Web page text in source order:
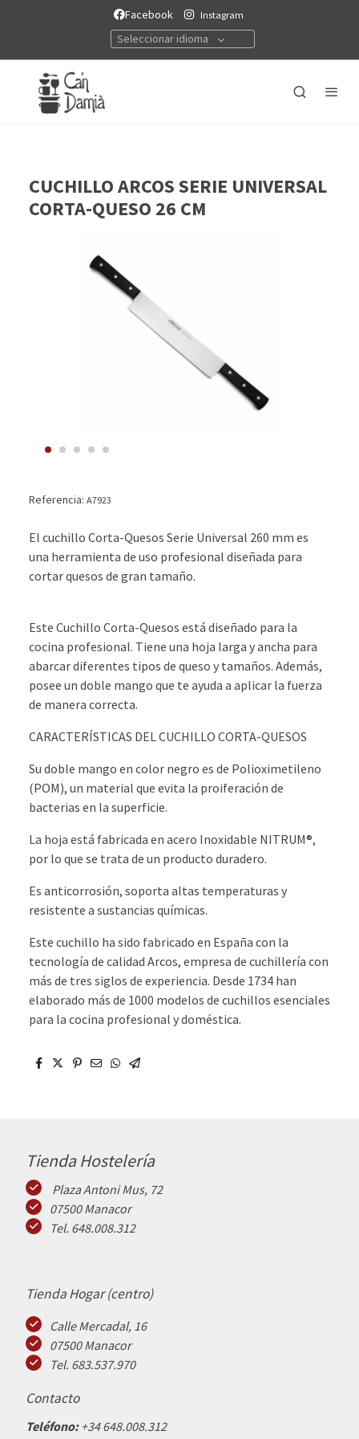
Facebook Instagram
Seleccionar idioma
CUCHILLO ARCOS SERIE UNIVERSAL
CORTA-QUESO 26 CM
Referencia: A7923
El cuchillo Corta-Quesos Serie Universal 260 mm es
una herramienta de uso profesional diseñada para
cortar quesos de gran tamaño.
Este Cuchillo Corta-Quesos está diseñado para la
cocina profesional. Tiene una hoja larga y ancha para
abarcar diferentes tipos de queso y tamaños. Además,
posee un doble mango que te ayuda a aplicar la fuerza
de manera correcta.
CARACTERÍSTICAS DEL CUCHILLO CORTA-QUESOS
Su doble mango en color negro es de Polioximetileno
(POM), un material que evita la proiferación de
bacterias en la superficie.
La hoja está fabricada en acero Inoxidable NITRUM®,
por lo que se trata de un producto duradero.
Es anticorrosión, soporta altas temperaturas y
resistente a sustancias químicas.
Este cuchillo ha sido fabricado en España con la
tecnología de calidad Arcos, empresa de cuchillería con
más de tres siglos de experiencia. Desde 1734 han
elaborado más de 1000 modelos de cuchillos esenciales
para la cocina profesional y doméstica.
Tienda Hostelería
Plaza Antoni Mus, 72
07500 Manacor
Tel. 648.008.312
Tienda Hogar (centro)
Calle Mercadal, 16
07500 Manacor
Tel. 683.537.970
Contacto
Teléfono: +34 648.008.312